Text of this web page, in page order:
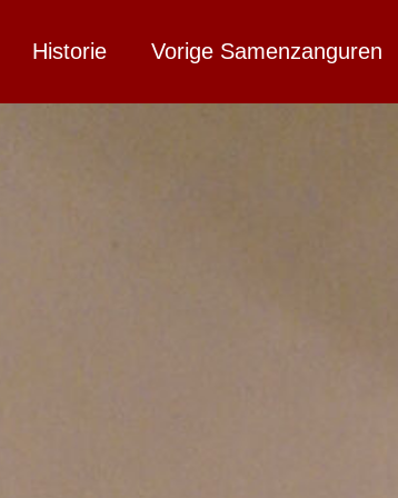
Historie Vorige Samenzanguren